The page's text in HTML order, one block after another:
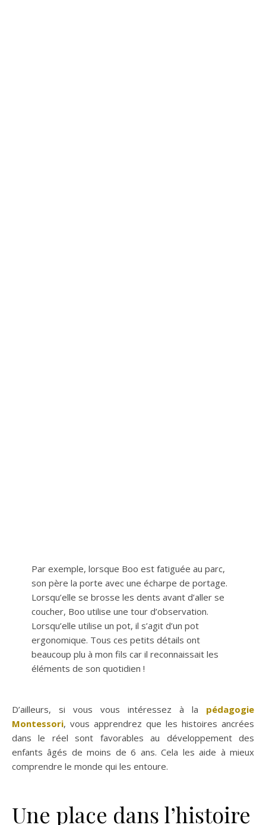
Par exemple, lorsque Boo est fatiguée au parc,
son père la porte avec une écharpe de portage.
Lorsqu’elle se brosse les dents avant d’aller se
coucher, Boo utilise une tour d’observation.
Lorsqu’elle utilise un pot, il s’agit d’un pot
ergonomique. Tous ces petits détails ont
beaucoup plu à mon fils car il reconnaissait les
éléments de son quotidien !
D’ailleurs, si vous vous intéressez à la pédagogie
Montessori, vous apprendrez que les histoires ancrées
dans le réel sont favorables au développement des
enfants âgés de moins de 6 ans. Cela les aide à mieux
comprendre le monde qui les entoure.
Une place dans l’histoire